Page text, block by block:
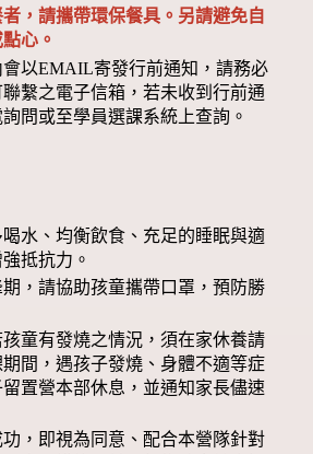
，請攜帶環保餐具。另請避免自
心。
會以EMAIL寄發行前通知，請務必
繫之電子信箱，若未收到行前通
問或至學員選課系統上查詢。
水、均衡飲食、充足的睡眠與適
抵抗力。
，請協助孩童攜帶口罩，預防勝
童有發燒之情況，須在家休養請
間，遇孩子發燒、身體不適等症
置營本部休息，並通知家長儘速
，即視為同意、配合本營隊針對